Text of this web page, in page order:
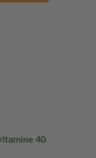
40